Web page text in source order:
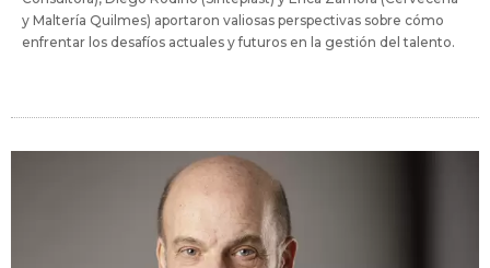
y Maltería Quilmes) aportaron valiosas perspectivas sobre cómo
enfrentar los desafíos actuales y futuros en la gestión del talento.